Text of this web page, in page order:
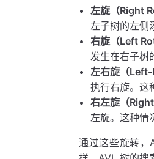
左旋（Right
左子树的左侧
右旋（Left
发生在右子树
左右旋（Left-
执行右旋。这
右左旋（
左旋。这种情
通过这些旋转，